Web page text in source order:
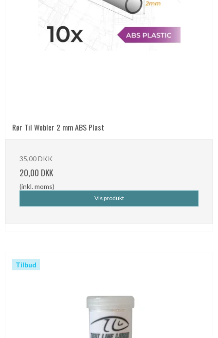
Rør Til Wobler 2 mm ABS Plast
35,00 DKK
20,00 DKK
(inkl. moms)
Vis produkt
Tilbud